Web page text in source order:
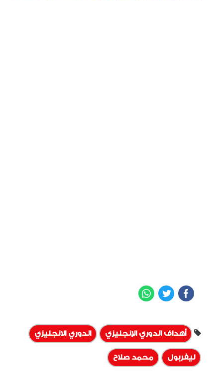
Facebook
Twitter
أهداف الدوري الإنجليزي الدوري الانجليزي
ليفربول محمد صلاح